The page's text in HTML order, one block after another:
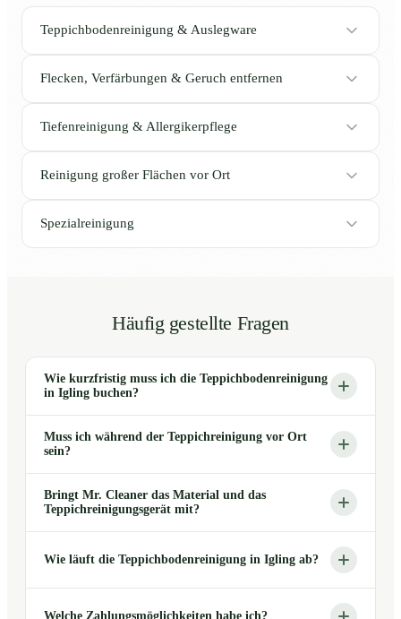
Teppichbodenreinigung & Auslegware
Flecken, Verfärbungen & Geruch entfernen
Tiefenreinigung & Allergikerpflege
Reinigung großer Flächen vor Ort
Spezialreinigung
Häufig gestellte Fragen
Wie kurzfristig muss ich die Teppichbodenreinigung
in Igling buchen?
Muss ich während der Teppichreinigung vor Ort
sein?
Bringt Mr. Cleaner das Material und das
Teppichreinigungsgerät mit?
Wie läuft die Teppichbodenreinigung in Igling ab?
Welche Zahlungsmöglichkeiten habe ich?